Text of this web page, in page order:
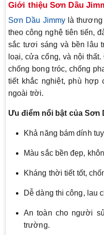
Giới thiệu Sơn Dầu
Sơn Dầu Jimmy là
theo công nghệ tiên tiến,
sắc tươi sáng và bền lâu
loại, cửa cổng, và nội
chống bong tróc, chống
tiết khắc nghiệt, phù hợp
ngoài trời.
Ưu điểm nổi bật của Sơn
Khả năng bám dính
Màu sắc bền đẹp,
Kháng thời tiết tốt,
Dễ dàng thi công, lau
An toàn cho người
trường.